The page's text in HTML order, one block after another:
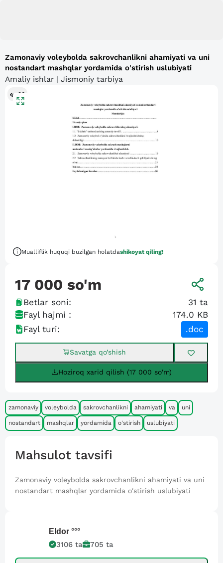
Zamonaviy voleybolda sakrovchanlikni ahamiyati va uni
nostandart mashqlar yordamida o'stirish uslubiyati
Amaliy ishlar | Jismoniy tarbiya
96
Mualliflik huquqi buzilgan holatdashikoyat qiling!
17 000 so'm
Betlar soni: 31 ta
Fayl hajmi :
174.0 KB
Fayl turi:
.doc
Savatga qo’shish
Hoziroq xarid qilish (17 000 so'm)
zamonaviy voleybolda sakrovchanlikni ahamiyati va uni
nostandart mashqlar yordamida o'stirish uslubiyati
Mahsulot tavsifi
Zamonaviy voleybolda sakrovchanlikni ahamiyati va uni
nostandart mashqlar yordamida o'stirish uslubiyati
Eldor °°°
3106 ta 705 ta